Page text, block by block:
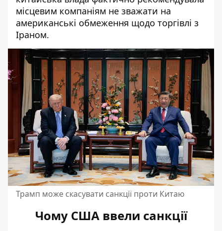
місцевим компаніям не зважати на
американські обмеження щодо торгівлі з
Іраном.
Трамп може скасувати санкції проти Китаю
Чому США ввели санкції